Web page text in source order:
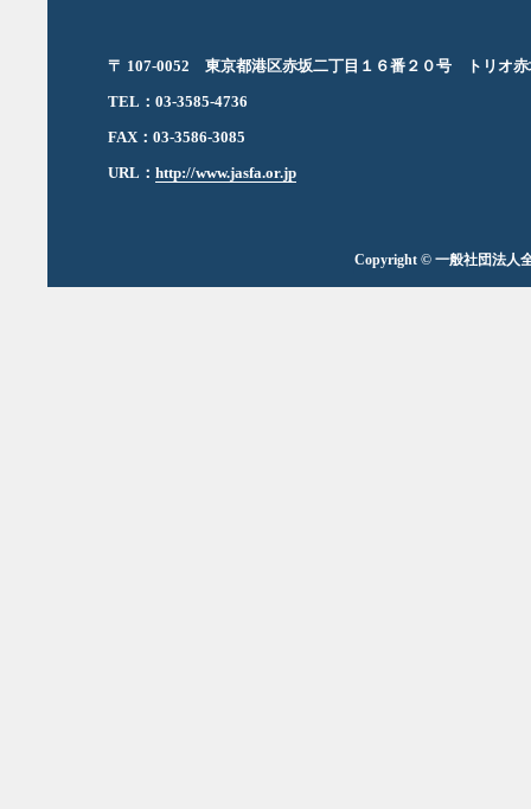
〒 107-0052 東京都港区赤坂二丁目１６番２０号 トリオ赤
TEL：03-3585-4736
FAX：03-3586-3085
URL： http://www.jasfa.or.jp
Copyright © 一般社団法人